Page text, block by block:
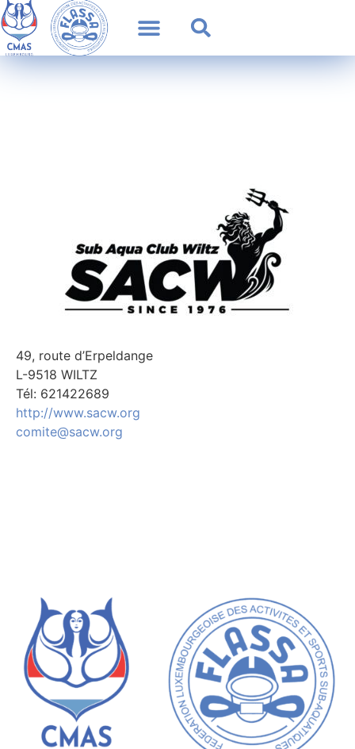
49, route d’Erpeldange
L-9518 WILTZ
Tél: 621422689
http://www.sacw.org
comite@sacw.org